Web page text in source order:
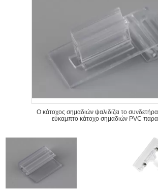
Ο κάτοχος σημαδιών ψαλιδίζει το
εύκαμπτο κάτοχο σημαδιών PVC